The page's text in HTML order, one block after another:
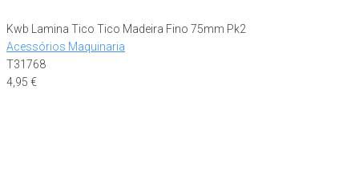
Kwb Lamina Tico Tico Madeira Fino 75mm Pk2
Acessórios Maquinaria
T31768
4,95 €